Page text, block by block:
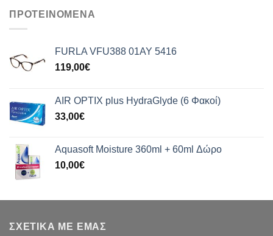
ΠΡΟΤΕΙΝΟΜΕΝΑ
FURLA VFU388 01AY 5416
119,00€
AIR OPTIX plus HydraGlyde (6 Φακοί)
33,00€
Aquasoft Moisture 360ml + 60ml Δώρο
10,00€
ΣΧΕΤΙΚΑ ΜΕ ΕΜΑΣ